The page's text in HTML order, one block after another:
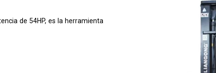
de 54HP, es la herramienta